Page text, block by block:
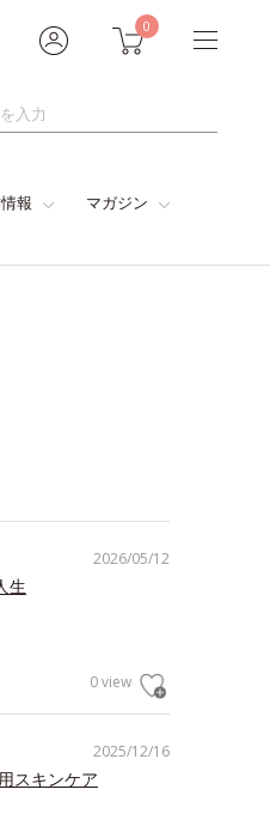
0
報 マガジン
2026/05/12
生
0 view
2025/12/16
スキンケア